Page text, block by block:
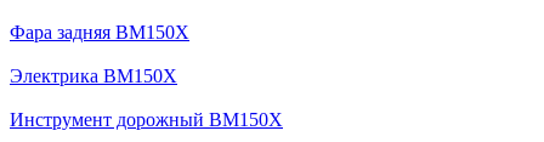
Фара задняя BM150X
Электрика BM150X
Инструмент дорожный BM150X